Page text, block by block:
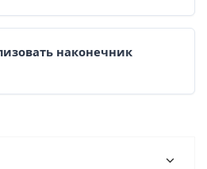
наконечник